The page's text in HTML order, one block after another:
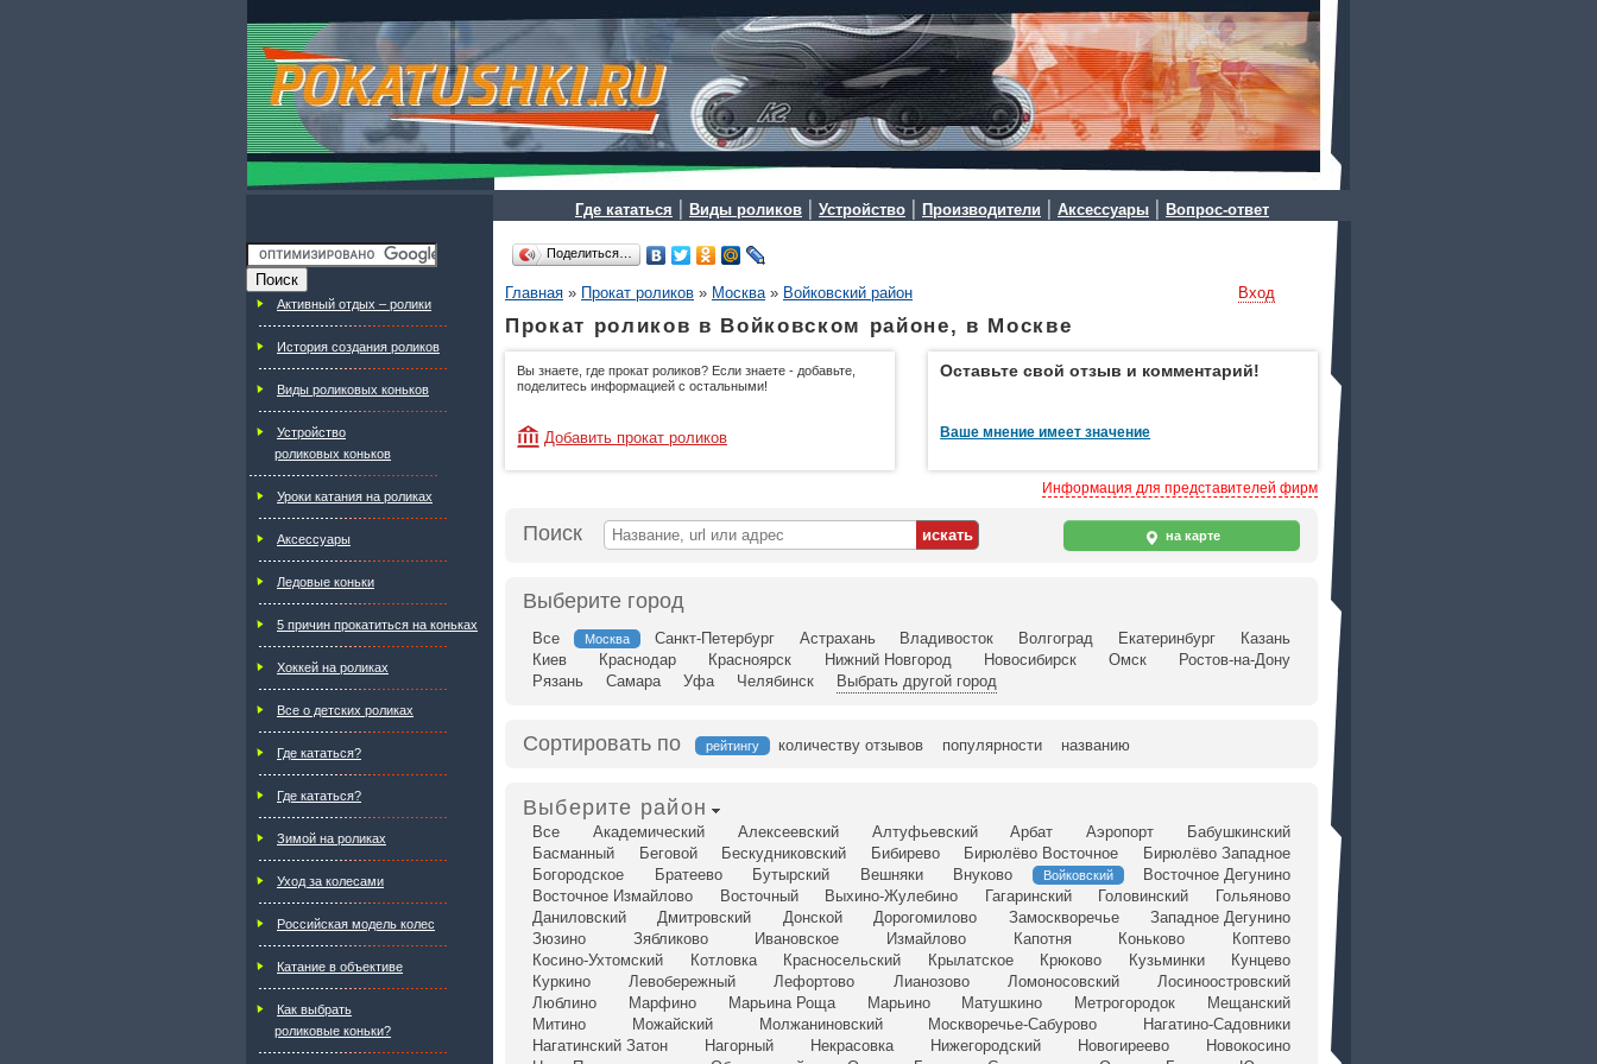
Где кататься | Виды роликов | Устройство | Производители | Аксессуары | Вопрос-ответ
Активный отдых – ролики
История создания роликов
Виды роликовых коньков
Устройство
роликовых коньков
Уроки катания на роликах
Аксессуары
Ледовые коньки
5 причин прокатиться на коньках
Хоккей на роликах
Все о детских роликах
Где кататься?
Где кататься?
Зимой на роликах
Уход за колесами
Российская модель колес
Катание в объективе
Как выбрать
роликовые коньки?
Поделиться…
Главная » Прокат роликов » Москва» Войковский район Вход
Прокат роликов в Войковском районе, в Москве
Вы знаете, где прокат роликов? Если знаете - добавьте,
поделитесь информацией с остальными!
Добавить прокат роликов
Оставьте свой отзыв и комментарий!
Ваше мнение имеет значение
Информация для представителей фирм
Поиск на карте
Выберите город
Все Москва Санкт-Петербург Астрахань Владивосток Волгоград Екатеринбург
Казань
Киев
Краснодар Красноярск Нижний Новгород Новосибирск Омск
Ростов-на-Дону
Рязань
Самара Уфа Челябинск Выбрать другой город
Сортировать по рейтингу количеству отзывов популярности названию
Выберите район
Все Академический Алексеевский Алтуфьевский Арбат Аэропорт
Бабушкинский
Басманный
Беговой Бескудниковский Бибирево Бирюлёво Восточное
Бирюлёво Западное
Богородское
Братеево Бутырский Вешняки Внуково Войковский
Восточное Дегунино
Восточное Измайлово
Восточный Выхино-Жулебино Гагаринский Головинский
Гольяново
Даниловский
Дмитровский Донской Дорогомилово Замоскворечье
Западное Дегунино
Зюзино
Зябликово Ивановское Измайлово Капотня Коньково
Коптево
Косино-Ухтомский
Котловка Красносельский Крылатское Крюково Кузьминки
Кунцево
Куркино
Левобережный Лефортово Лианозово Ломоносовский
Лосиноостровский
Люблино
Марфино Марьина Роща Марьино Матушкино Метрогородок
Мещанский
Митино
Можайский Молжаниновский Москворечье-Сабурово
Нагатино-Садовники
Нагатинский Затон
Нагорный Некрасовка Нижегородский Новогиреево
Новокосино